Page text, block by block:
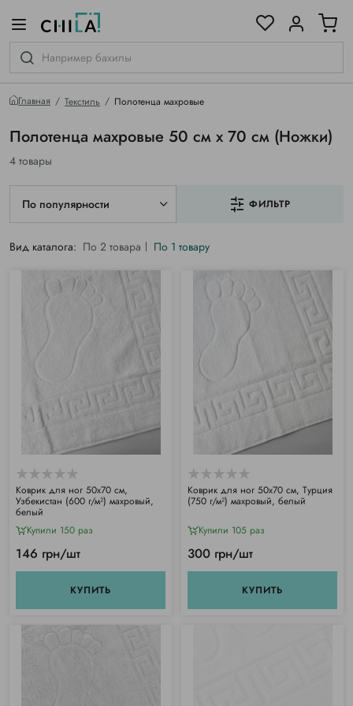
Главная Текстиль Полотенца махровые
Полотенца махровые 50 см х 70 см (Ножки)
4 товары
По популярности ФИЛЬТР
Вид каталога: По 2 товара По 1 товару
Коврик для ног 50х70 см,
Узбекистан (600 г/м²) махровый,
белый
Купили 150 раз
146 грн/шт
КУПИТЬ
Коврик для ног 50х70 см, Турция
(750 г/м²) махровый, белый
Купили 105 раз
300 грн/шт
КУПИТЬ
гамме